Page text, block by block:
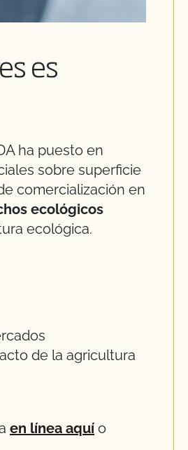
es
ha puesto en
sobre superficie
comercialización en
ecológicos
ecológica.
de la agricultura
en línea aquí o